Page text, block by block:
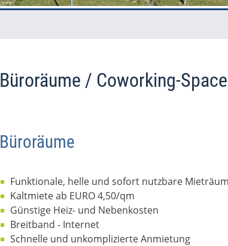
Büroräume / Coworking-Space
Büroräume
Funktionale, helle und sofort nutzbare
Kaltmiete ab EURO 4,50/qm
Günstige Heiz- und Nebenkosten
Breitband - Internet
Schnelle und unkomplizierte Anmietung